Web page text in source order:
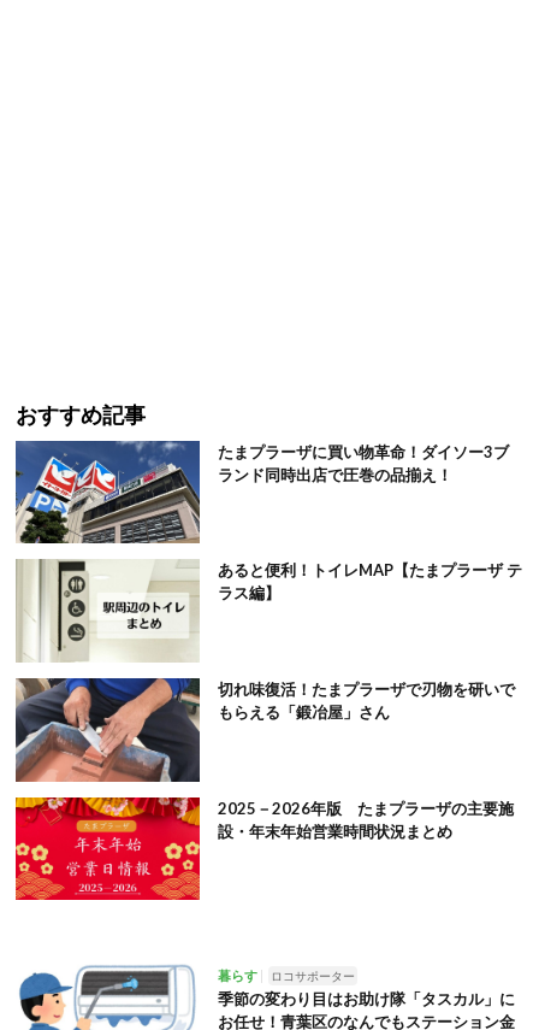
おすすめ記事
たまプラーザに買い物革命！ダイソー3ブ
ランド同時出店で圧巻の品揃え！
あると便利！トイレMAP【たまプラーザ テ
ラス編】
切れ味復活！たまプラーザで刃物を研いで
もらえる「鍛冶屋」さん
2025－2026年版 たまプラーザの主要施
設・年末年始営業時間状況まとめ
暮らす ロコサポーター
季節の変わり目はお助け隊「タスカル」に
お任せ！青葉区のなんでもステーション金